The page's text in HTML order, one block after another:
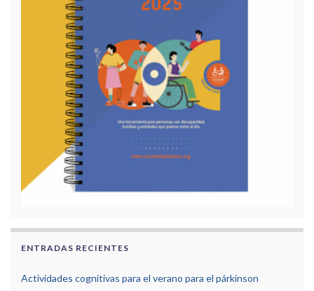
ENTRADAS RECIENTES
Actividades cognitivas para el verano para el párkinson